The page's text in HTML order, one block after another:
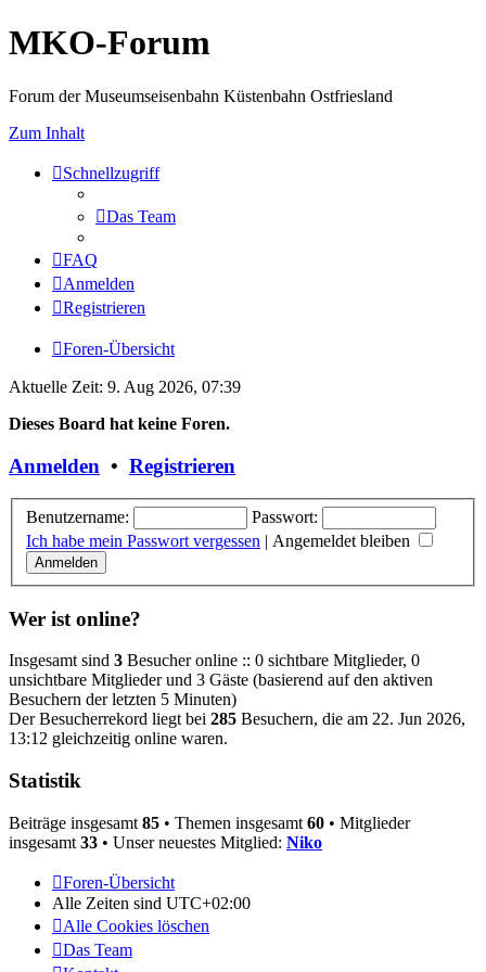
MKO-Forum
Forum der Museumseisenbahn Küstenbahn Ostfriesland
Zum Inhalt
Schnellzugriff
Das Team
FAQ
Anmelden
Registrieren
Foren-Übersicht
Aktuelle Zeit: 9. Aug 2026, 07:39
Dieses Board hat keine Foren.
Anmelden • Registrieren
Benutzername:
Passwort:
Ich habe mein Passwort vergessen | Angemeldet bleiben
Wer ist online?
Insgesamt sind 3 Besucher online :: 0 sichtbare Mitglieder, 0
unsichtbare Mitglieder und 3 Gäste (basierend auf den aktiven
Besuchern der letzten 5 Minuten)
Der Besucherrekord liegt bei 285 Besuchern, die am 22. Jun 2026,
13:12 gleichzeitig online waren.
Statistik
Beiträge insgesamt 85 • Themen insgesamt 60 • Mitglieder
insgesamt 33 • Unser neuestes Mitglied: Niko
Foren-Übersicht
Alle Zeiten sind UTC+02:00
Alle Cookies löschen
Das Team